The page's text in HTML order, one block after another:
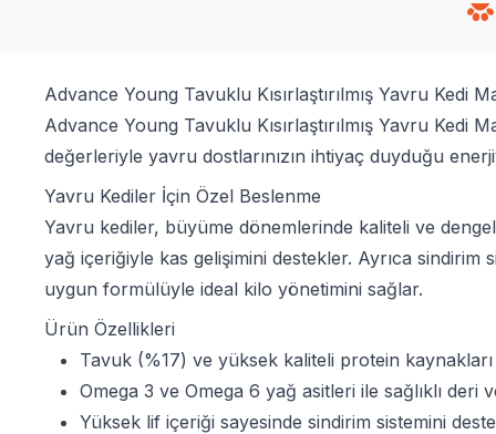
Advance Young Tavuklu Kısırlaştırılmış Yavru Kedi
Advance Young Tavuklu Kısırlaştırılmış Yavru
değerleriyle yavru dostlarınızın ihtiyaç duyduğu
Yavru Kediler İçin Özel Beslenme
Yavru kediler, büyüme dönemlerinde kaliteli ve
yağ içeriğiyle kas gelişimini destekler. Ayrıca sindirim
uygun formülüyle ideal kilo yönetimini sağlar.
Ürün Özellikleri
Tavuk (%17) ve yüksek kaliteli protein
Omega 3 ve Omega 6 yağ asitleri ile sağlıklı deri
Yüksek lif içeriği sayesinde sindirim sistemini